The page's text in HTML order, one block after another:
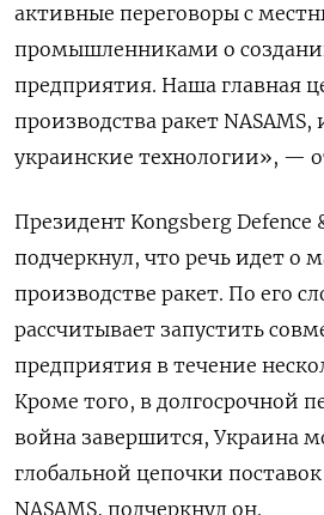
активные переговоры с
промышленниками о
предприятия. Наша главная
производства ракет NASAMS,
украинские технологии», —
Президент Kongsberg Defence
подчеркнул, что речь идет о
производстве ракет. По его
рассчитывает запустить
предприятия в течение
Кроме того, в долгосрочной
война завершится, Украина
глобальной цепочки
NASAMS, подчеркнул он.